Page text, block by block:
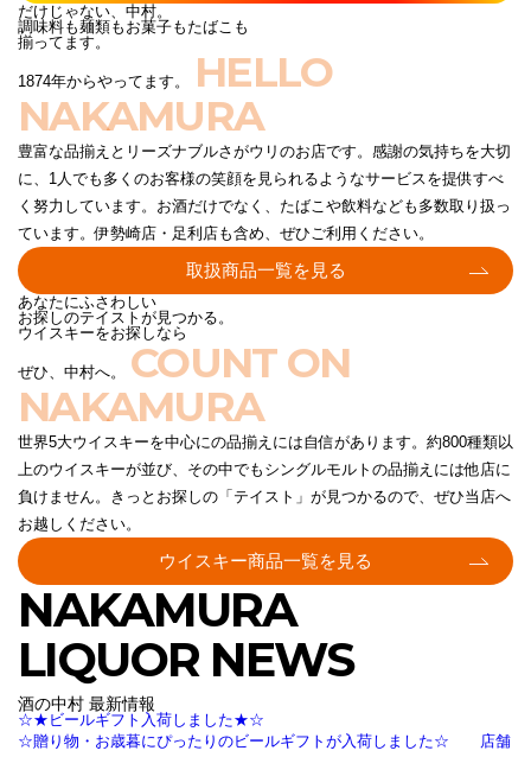
だけじゃない、中村。
調味料も麺類もお菓子もたばこも
揃ってます。
1874年からやってます。
HELLO
NAKAMURA
豊富な品揃えとリーズナブルさがウリのお店です。感謝の気持ちを大切
に、1人でも多くのお客様の笑顔を見られるようなサービスを提供すべ
く努力しています。お酒だけでなく、たばこや飲料なども多数取り扱っ
ています。伊勢崎店・足利店も含め、ぜひご利用ください。
取扱商品一覧を見る
あなたにふさわしい
お探しのテイストが見つかる。
ウイスキーをお探しなら
ぜひ、中村へ。 COUNT ON
NAKAMURA
世界5大ウイスキーを中心にの品揃えには自信があります。約800種類以
上のウイスキーが並び、その中でもシングルモルトの品揃えには他店に
負けません。きっとお探しの「テイスト」が見つかるので、ぜひ当店へ
お越しください。
ウイスキー商品一覧を見る
NAKAMURA
LIQUOR NEWS
酒の中村 最新情報
☆★ビールギフト入荷しました★☆
☆贈り物・お歳暮にぴったりのビールギフトが入荷しました☆ 店舗